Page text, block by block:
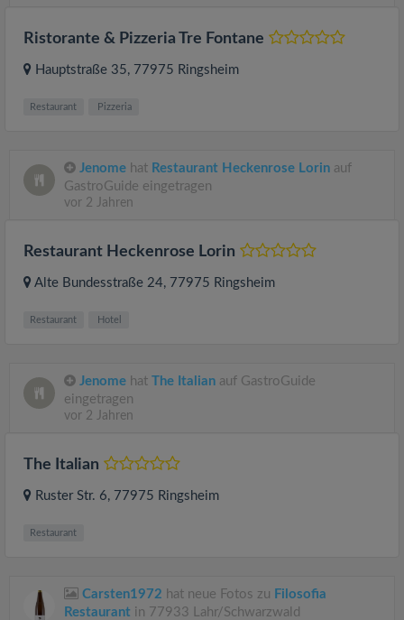
Ristorante & Pizzeria Tre Fontane
Hauptstraße 35, 77975 Ringsheim
Restaurant Pizzeria
Jenome hat Restaurant Heckenrose Lorin auf
GastroGuide eingetragen
vor 2 Jahren
Restaurant Heckenrose Lorin
Alte Bundesstraße 24, 77975 Ringsheim
Restaurant Hotel
Jenome hat The Italian auf GastroGuide
eingetragen
vor 2 Jahren
The Italian
Ruster Str. 6, 77975 Ringsheim
Restaurant
Carsten1972 hat neue Fotos zu Filosofia
Restaurant in 77933 Lahr/Schwarzwald